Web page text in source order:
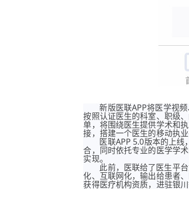
新版医联APP将医学视
按照认证医生的科室、职级
单，将围绕医生提供学术和
接，搭建一个医生的移动执
医联APP 5.0版本的上线
合，同时依托专业的医学学
实现。
此前，医联给了医生平
化、互联网化，输出给患者
获得医疗机构资质，进驻银